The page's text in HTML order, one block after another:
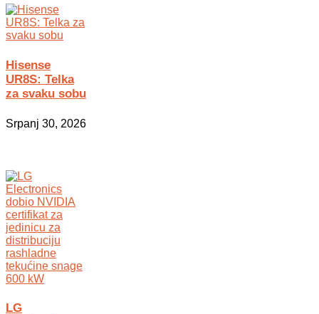
Hisense
UR8S: Telka
za svaku sobu
Srpanj 30, 2026
LG